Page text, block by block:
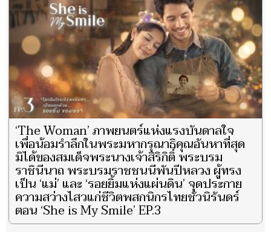
‘The Woman’ ภาพยนตร์แห่งแรงบันดาลใจ
เพื่อน้อมรำลึกในพระมหากรุณาธิคุณอันหาที่สุด
มิได้ของสมเด็จพระนางเจ้าสิริกิติ์ พระบรม
ราชินีนาถ พระบรมราชชนนีพันปีหลวง ผู้ทรง
เป็น ‘แม่’ และ ‘รอยยิ้มแห่งแผ่นดิน’ จุดประกาย
ความสว่างไสวแก่ชีวิตพสกนิกรไทยชั่วนิรันดร์
ตอน ‘She is My Smile’ EP.3